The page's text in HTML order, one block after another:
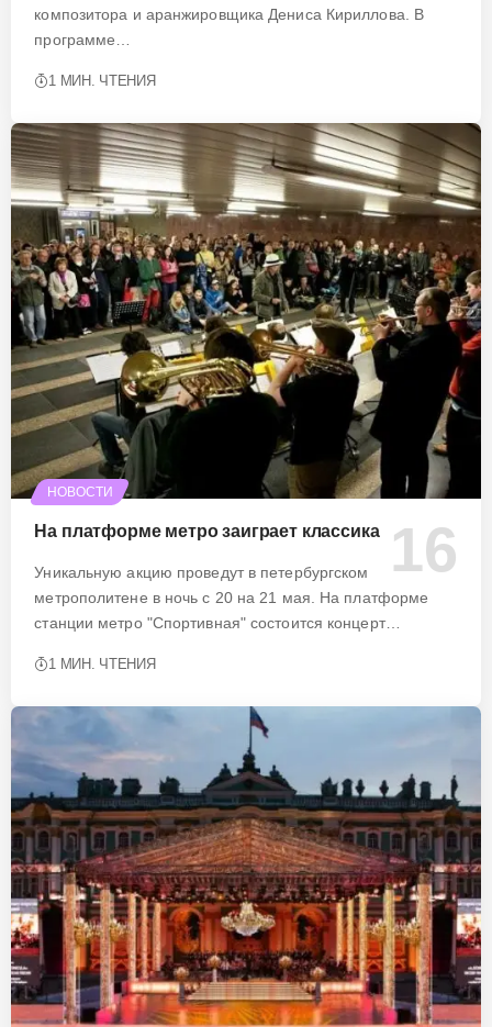
композитора и аранжировщика Дениса Кириллова. В
программе…
1 МИН. ЧТЕНИЯ
НОВОСТИ
На платформе метро заиграет классика
Уникальную акцию проведут в петербургском
метрополитене в ночь с 20 на 21 мая. На платформе
станции метро "Спортивная" состоится концерт…
1 МИН. ЧТЕНИЯ